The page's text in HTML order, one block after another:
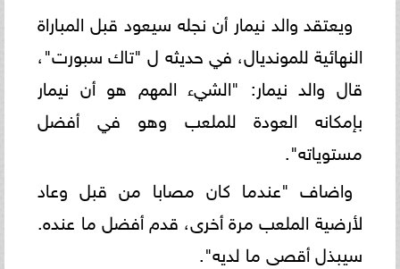
ويعتقد والد نيمار أن نجله سيعود قبل المباراة
النهائية للمونديال، في حديثه ل "تاك سبورت"،
قال والد نيمار: "الشيء المهم هو أن نيمار
بإمكانه العودة للملعب وهو في أفضل
مستوياته".
واضاف "عندما كان مصابا من قبل وعاد
لأرضية الملعب مرة أخرى، قدم أفضل ما عنده.
سيبذل أقصى ما لديه".